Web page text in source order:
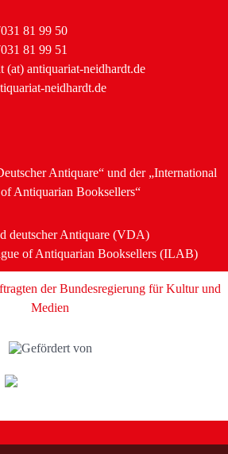
81 99 50
81 99 51
(at) antiquariat-neidhardt.de
neidhardt.de
Antiquare“ und der „International
Antiquarian Booksellers“
der Bundesregierung für Kultur und
Medien